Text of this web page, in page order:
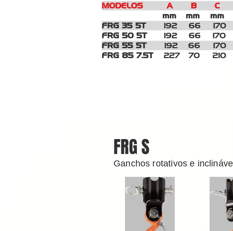
MODELOS A B C D E
mm
mm mm
FRG 35 5T
192 66 170
FRG 50 5T
192 66 170
FRG 55 5T192 66 170
FRG 85 7.5T
227 70 210
FRG S
Ganchos rotativos e